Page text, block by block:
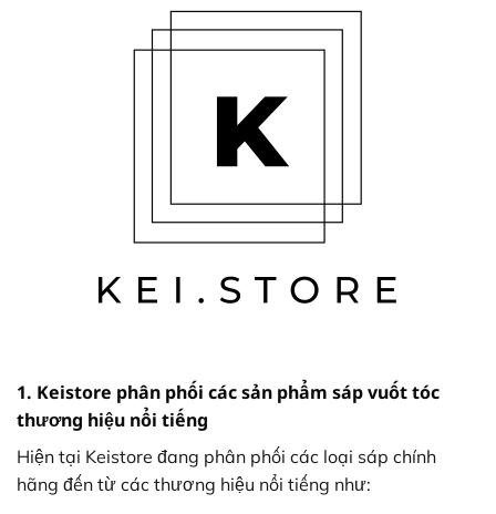
1. Keistore phân phối các sản phẩm sáp vuốt tóc
thương hiệu nổi tiếng
Hiện tại Keistore đang phân phối các loại sáp chính
hãng đến từ các thương hiệu nổi tiếng như: